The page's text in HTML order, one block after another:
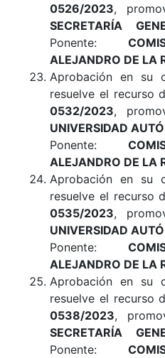
0526/2023,
SECRETARÍA
Ponente:
ALEJANDRO DE LA
Aprobación en su
resuelve el recurso
0532/2023,
UNIVERSIDAD
Ponente:
ALEJANDRO DE LA
Aprobación en su
resuelve el recurso
0535/2023,
UNIVERSIDAD
Ponente:
ALEJANDRO DE LA
Aprobación en su
resuelve el recurso
0538/2023,
SECRETARÍA
Ponente: